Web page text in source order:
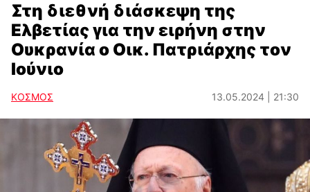
Στη διεθνή διάσκεψη της
Ελβετίας για την ειρήνη στην
Ουκρανία ο Οικ. Πατριάρχης τον
Ιούνιο
ΚΟΣΜΟΣ 13.05.2024 | 21:30